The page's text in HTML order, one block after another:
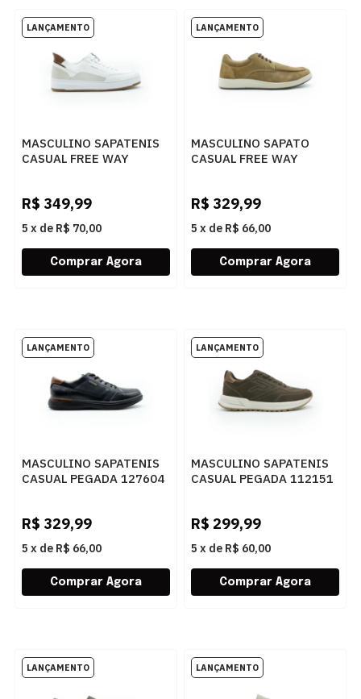
MASCULINO SAPATENIS
CASUAL FREE WAY
R$ 349,99
5 x de R$ 70,00
MASCULINO SAPATO
CASUAL FREE WAY
R$ 329,99
5 x de R$ 66,00
MASCULINO SAPATENIS
CASUAL PEGADA 127604
R$ 329,99
5 x de R$ 66,00
MASCULINO SAPATENIS
CASUAL PEGADA 112151
CONHAQUE
R$ 299,99
5 x de R$ 60,00